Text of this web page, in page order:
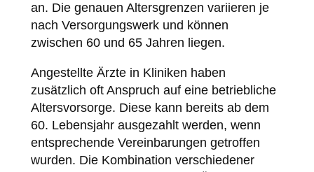
an. Die genauen Altersgrenzen variieren je
nach Versorgungswerk und können
zwischen 60 und 65 Jahren liegen.
Angestellte Ärzte in Kliniken haben
zusätzlich oft Anspruch auf eine betriebliche
Altersvorsorge. Diese kann bereits ab dem
60. Lebensjahr ausgezahlt werden, wenn
entsprechende Vereinbarungen getroffen
wurden. Die Kombination verschiedener